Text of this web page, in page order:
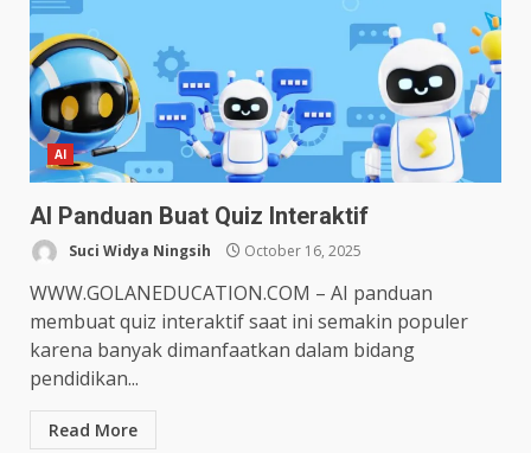
AI
AI Panduan Buat Quiz Interaktif
Suci Widya Ningsih October 16, 2025
WWW.GOLANEDUCATION.COM – AI panduan
membuat quiz interaktif saat ini semakin populer
karena banyak dimanfaatkan dalam bidang
pendidikan...
Read More